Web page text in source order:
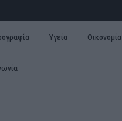
Υγεία Οικονομία